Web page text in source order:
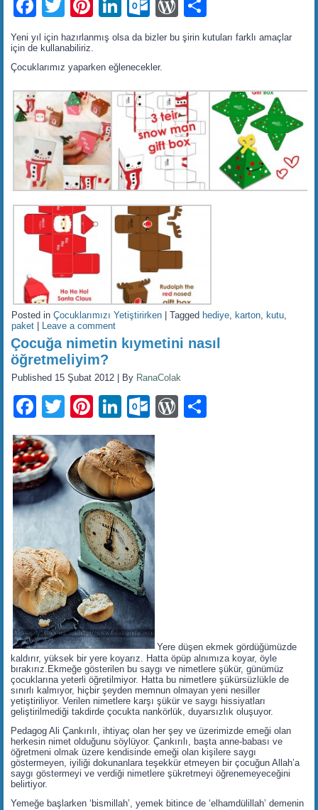
Facebook
TwitterPinterest
LinkedIn
Outlook.com
WordPress
Yeni yıl için hazırlanmış olsa da bizler bu şirin kutuları farklı amaçlar
için de kullanabiliriz.
Çocuklarımız yaparken eğlenecekler.
Posted in Çocuklarımızı Yetiştirirken |Tagged hediye, karton, kutu,
paket
Leave a comment
Çocuğa nimetin kıymetini nasıl
öğretmeliyim?
Published 15 Şubat 2012 By RanaColak
Facebook
TwitterPinterest
LinkedIn
Outlook.com
WordPress
Yere düşen ekmek gördüğümüzde
kaldırır, yüksek bir yere koyarız. Hatta öpüp alnımıza koyar, öyle
bırakırız.Ekmeğe gösterilen bu saygı ve nimetlere şükür, günümüz
çocuklarına yeterli öğretilmiyor. Hatta bu nimetlere şükürsüzlükle de
sınırlı kalmıyor, hiçbir şeyden memnun olmayan yeni nesiller
yetiştiriliyor. Verilen nimetlere karşı şükür ve saygı hissiyatları
geliştirilmediği takdirde çocukta nankörlük, duyarsızlık oluşuyor.
Pedagog Ali Çankırılı, ihtiyaç olan her şey ve üzerimizde emeği olan
herkesin nimet olduğunu söylüyor. Çankırılı, başta anne-babası ve
öğretmeni olmak üzere kendisinde emeği olan kişilere saygı
göstermeyen, iyiliği dokunanlara teşekkür etmeyen bir çocuğun Allah’a
saygı göstermeyi ve verdiği nimetlere şükretmeyi öğrenemeyeceğini
belirtiyor.
Yemeğe başlarken ‘bismillah’, yemek bitince de ‘elhamdülillah’ demenin